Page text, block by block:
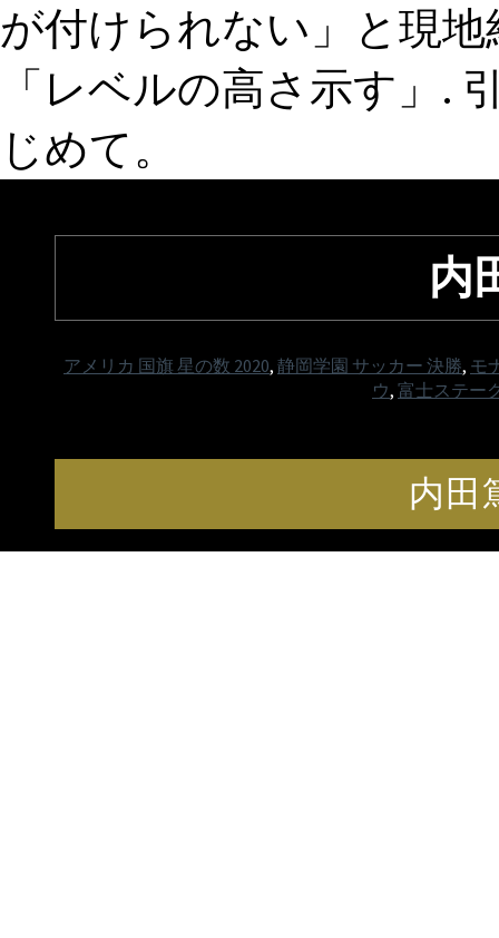
が付けられない」と現
「レベルの高さ示す」.
じめて。
内
アメリカ 国旗 星の数 2020, 静岡学園 サッカー 決勝, モ
ウ, 富士ステー
内田